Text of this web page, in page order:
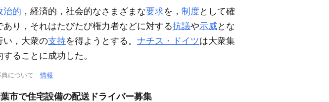
治的 ，経済的，社会的なさまざまな要求を， 制度 として確
り，それはたびたび権力者などに対する抗議や示威とな
い，大衆の支持を得ようとする。 ナチス・ドイツは大衆集
ることに成功した。
典について情報
市で住宅設備の配送ドライバー募集